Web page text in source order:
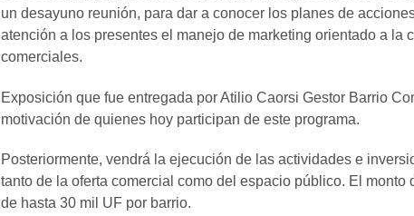
un desayuno reunión, para dar a conocer los planes de
atención a los presentes el manejo de marketing orientado a
comerciales.
Exposición que fue entregada por Atilio Caorsi Gestor Barrio
motivación de quienes hoy participan de este programa.
Posteriormente, vendrá la ejecución de las actividades e
tanto de la oferta comercial como del espacio público. El
de hasta 30 mil UF por barrio.